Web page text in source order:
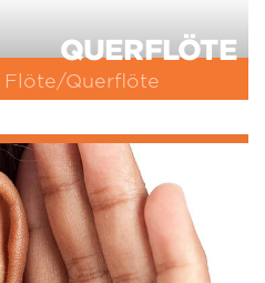
QUERFLÖTE
Flöte/Querflöte